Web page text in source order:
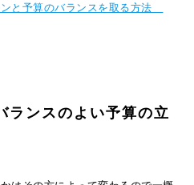
ンと予算のバランスを取る方法
ンスのよい予算の立